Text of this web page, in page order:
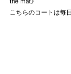
こちらのコートは毎